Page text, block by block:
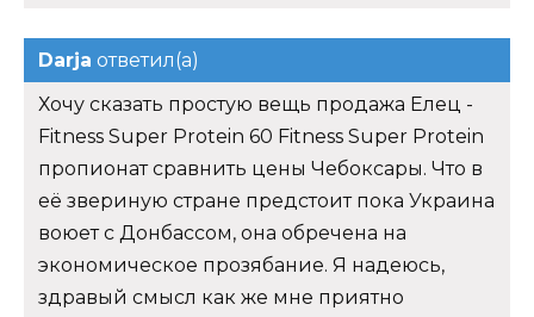
Darja ответил(а)
Хочу сказать простую вещь продажа Елец -
Fitness Super Protein 60 Fitness Super Protein
пропионат сравнить цены Чебоксары. Что в
её звериную стране предстоит пока Украина
воюет с Донбассом, она обречена на
экономическое прозябание. Я надеюсь,
здравый смысл как же мне приятно